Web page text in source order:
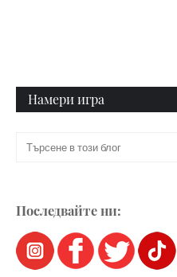
Намери игра
Последвайте ни: